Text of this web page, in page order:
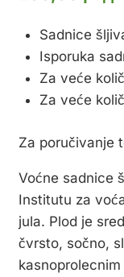
Sadnice
Isporuka
Za veće
Za veće
Za poručivanje
Voćne sadnice
Institutu za
jula. Plod je
čvrsto, sočno,